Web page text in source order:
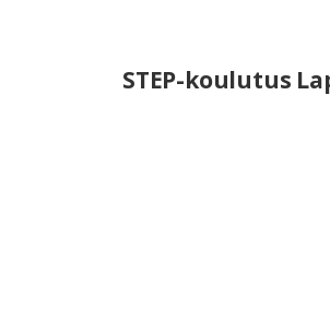
STEP-koulutus